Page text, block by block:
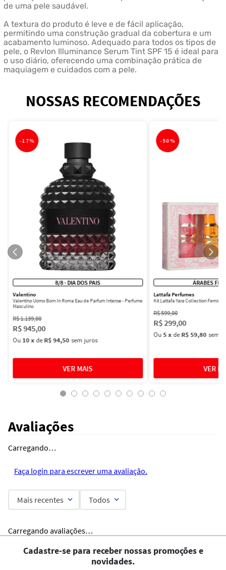
de uma pele saudável.
A textura do produto é leve e de fácil aplicação,
permitindo uma construção gradual da cobertura e um
acabamento luminoso. Adequado para todos os tipos de
pele, o Revlon Illuminance Serum Tint SPF 15 é ideal para
o uso diário, oferecendo uma combinação prática de
maquiagem e cuidados com a pele.
NOSSAS RECOMENDAÇÕES
-17%
8/8 - DIA DOS PAIS
Valentino
Valentino Uomo Born In Roma Eau de Parfum Intense - Perfume
Masculino
R$1.139,00
R$945,00
Ou 10xdeR$ 94,50 sem juros
-50%
ÁRABES
Lattafa Perfumes
Kit Lattafa Yara Collection
R$599,00
R$299,00
Ou5xdeR$ 59,80 sem
Avaliações
Carregando…
Faça login para escrever uma avaliação.
Mais recentes Todos
Carregando avaliações…
Cadastre-se para receber nossas promoções e
novidades.